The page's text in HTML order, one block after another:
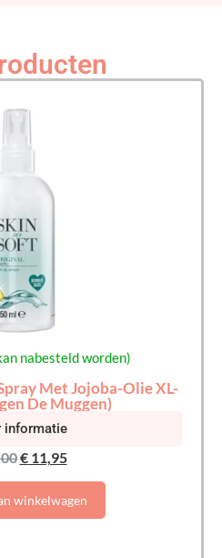
nabesteld worden)
Met Jojoba-Olie XL-
De Muggen)
informatie
€11,95
winkelwagen